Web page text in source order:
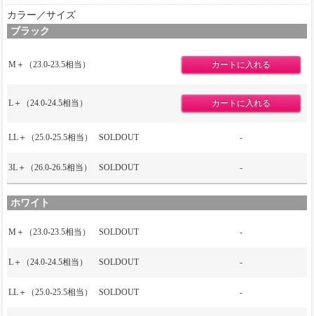
カラー／サイズ
ブラック
M＋（23.0-23.5相当）
L＋（24.0-24.5相当）
LL＋（25.0-25.5相当） SOLDOUT -
3L＋（26.0-26.5相当） SOLDOUT -
ホワイト
M＋（23.0-23.5相当） SOLDOUT -
L＋（24.0-24.5相当） SOLDOUT -
LL＋（25.0-25.5相当） SOLDOUT -